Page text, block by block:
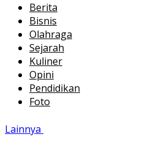
Berita
Bisnis
Olahraga
Sejarah
Kuliner
Opini
Pendidikan
Foto
Lainnya